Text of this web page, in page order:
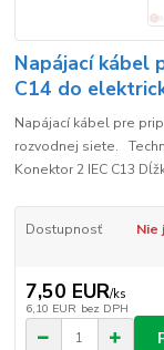
Napájací kábel
C14 do
Napájací kábel pre
rozvodnej siete.
Konektor 2 IEC C13
Dostupnosť Nie
7,50 EUR/ks
6,10 EUR bez DPH